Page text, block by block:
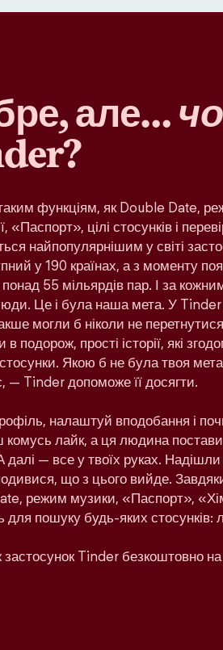
але…
функціям, як Double Date,
«Паспорт», цілі стосунків і
найпопулярнішим у світі
у 190 країнах, а з моменту
55 мільярдів пар. І за
Це і була наша мета. У
могли б ніколи не
в подорож, прості історії, які
Якою б не була твоя мета
— Tinder допоможе її досягти.
налаштуй вподобання і
комусь лайк, а ця людина
далі — все у твоїх руках.
що з цього вийде.
режим музики, «Паспорт»,
для пошуку будь-яких стосунків:
застосунок Tinder безкоштовно